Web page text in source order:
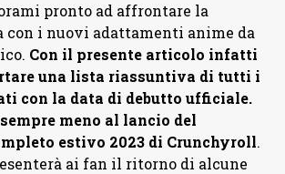
pronto ad affrontare la
con i nuovi adattamenti anime da
Con il presente articolo infatti
una lista riassuntiva di tutti i
con la data di debutto ufficiale.
meno al lancio del
estivo 2023 di Crunchyroll.
ai fan il ritorno di alcune